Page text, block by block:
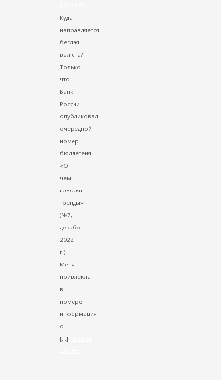
Куда
направляется
беглая
валюта?
Только
что
Банк
России
опубликовал
очередной
номер
бюллетеня
«О
чем
говорят
тренды»
(№7,
декабрь
2022
г.).
Меня
привлекла
в
номере
информация
о
[…]